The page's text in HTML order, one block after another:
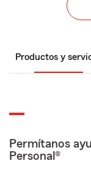
Productos y
Permítanos
Personal®